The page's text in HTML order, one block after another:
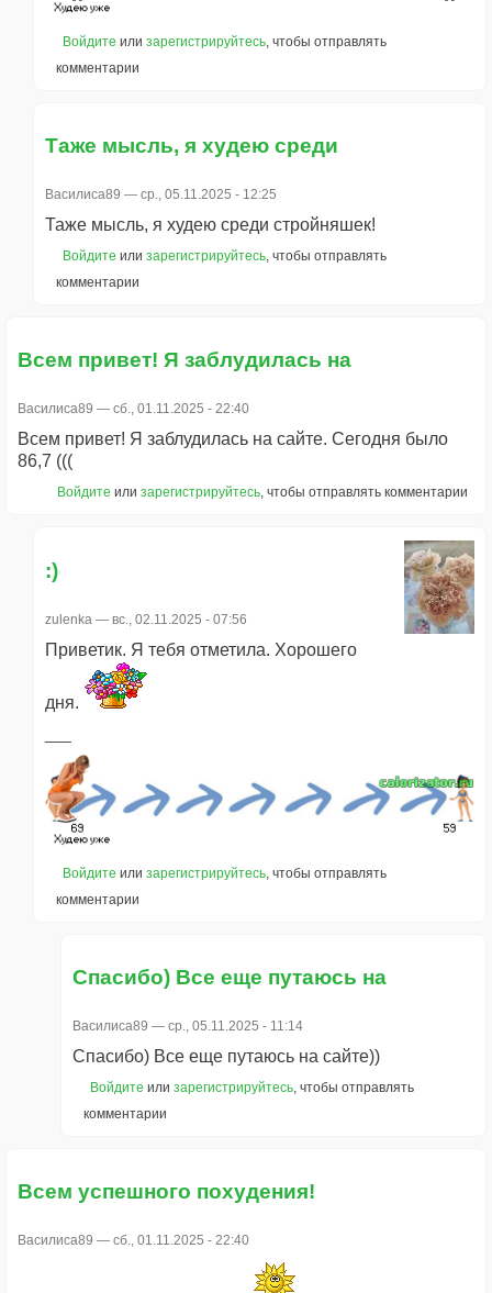
Войдите или зарегистрируйтесь , чтобы отправлять
комментарии
Таже мысль, я худею среди
Василиса89 — ср., 05.11.2025 - 12:25
Таже мысль, я худею среди стройняшек!
Войдите или зарегистрируйтесь, чтобы отправлять
комментарии
Всем привет! Я заблудилась на
Василиса89 — сб., 01.11.2025 - 22:40
Всем привет! Я заблудилась на сайте. Сегодня было
86,7 (((
Войдите или зарегистрируйтесь, чтобы отправлять комментарии
:)
zulenka — вс., 02.11.2025 - 07:56
Приветик. Я тебя отметила. Хорошего
дня.
Войдите или зарегистрируйтесь , чтобы отправлять
комментарии
Спасибо) Все еще путаюсь на
Василиса89 — ср., 05.11.2025 - 11:14
Спасибо) Все еще путаюсь на сайте))
Войдите или зарегистрируйтесь, чтобы отправлять
комментарии
Всем успешного похудения!
Василиса89 — сб., 01.11.2025 - 22:40